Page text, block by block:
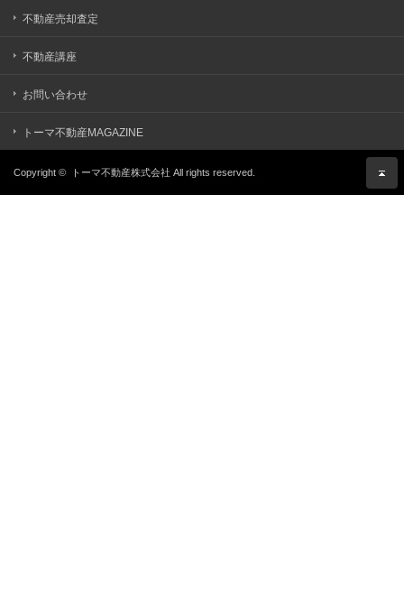
不動産売却査定
不動産講座
お問い合わせ
トーマ不動産MAGAZINE
Copyright © トーマ不動産株式会社 All rights reserved.